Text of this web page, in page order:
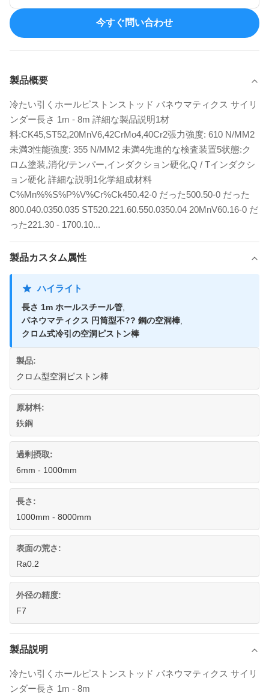
今すぐ問い合わせ
製品概要
冷たい引くホールピストンストッド パネウマティクス サイリ
ンダー長さ 1m - 8m 詳細な製品説明1材
料:CK45,ST52,20MnV6,42CrMo4,40Cr2張力強度: 610 N/MM2
未満3性能強度: 355 N/MM2 未満4先進的な検査装置5状態:ク
ロム塗装,消化/テンパー,インダクション硬化,Q / Tインダクシ
ョン硬化 詳細な説明1化学組成材料
C%Mn%%S%P%V%Cr%Ck450.42-0 だった500.50-0 だった
800.040.0350.035 ST520.221.60.550.0350.04 20MnV60.16-0 だ
った221.30 - 1700.10...
製品カスタム属性
ハイライト
長さ 1m ホールスチール管
パネウマティクス 円筒型不?? 鋼の空洞棒
クロム式冷引の空洞ピストン棒
製品:
クロム型空洞ピストン棒
原材料:
鉄鋼
過剰摂取:
6mm - 1000mm
長さ:
1000mm - 8000mm
表面の荒さ:
Ra0.2
外径の精度:
F7
製品説明
冷たい引くホールピストンストッド パネウマティクス サイリ
ンダー長さ 1m - 8m